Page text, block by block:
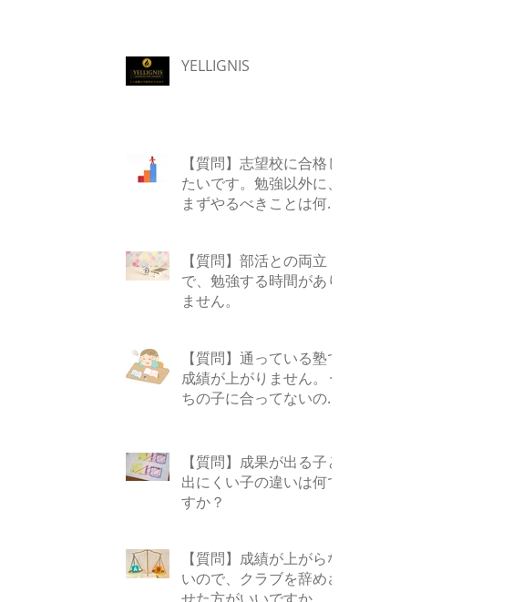
YELLIGNIS
【質問】志望校に合格し
たいです。勉強以外に、
まずやるべきことは何で
【質問】部活との両立
で、勉強する時間があり
ません。
【質問】通っている塾で
成績が上がりません。う
ちの子に合ってないので
【質問】成果が出る子と
出にくい子の違いは何で
すか？
【質問】成績が上がらな
いので、クラブを辞めさ